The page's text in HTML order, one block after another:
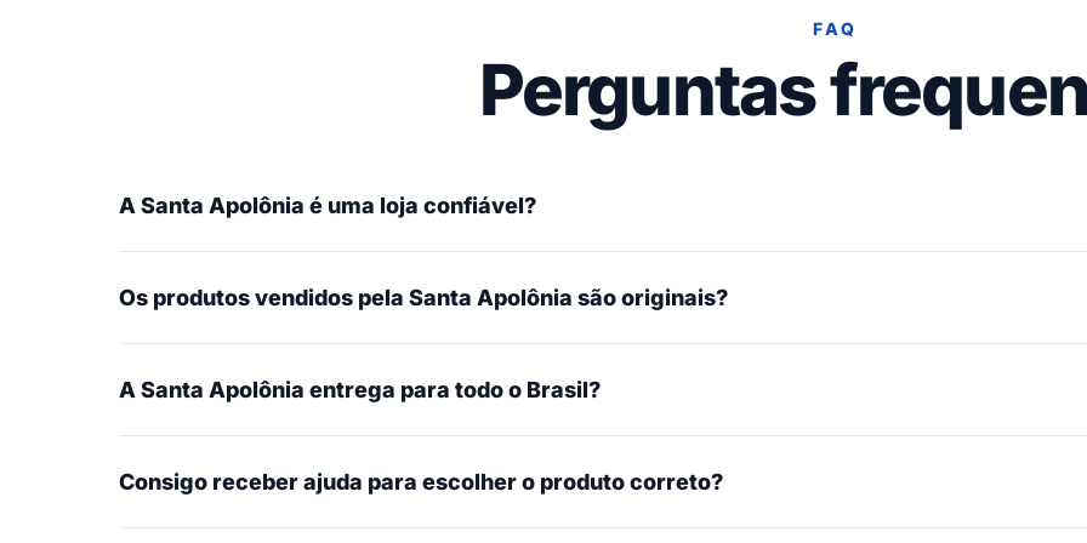
FAQ
Perguntas
A Santa Apolônia é uma loja confiável?
Os produtos vendidos pela Santa Apolônia são originais?
A Santa Apolônia entrega para todo o Brasil?
Consigo receber ajuda para escolher o produto correto?